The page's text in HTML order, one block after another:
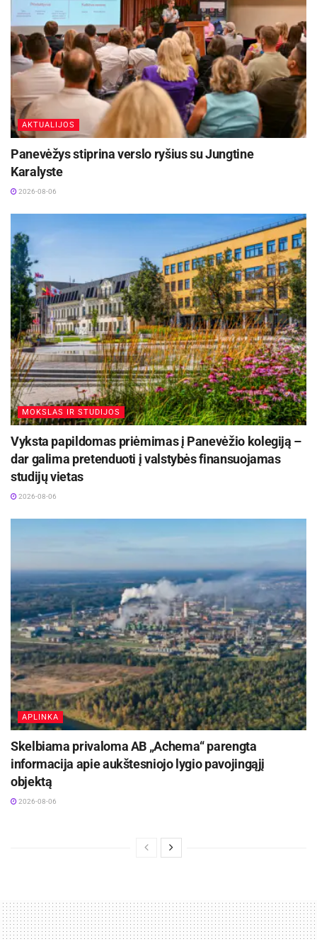
AKTUALIJOS
Panevėžys stiprina verslo ryšius su Jungtine
Karalyste
2026-08-06
MOKSLAS IR STUDIJOS
Vyksta papildomas priėmimas į Panevėžio kolegiją –
dar galima pretenduoti į valstybės finansuojamas
studijų vietas
2026-08-06
APLINKA
Skelbiama privaloma AB „Achema“ parengta
informacija apie aukštesniojo lygio pavojingąjį
objektą
2026-08-06